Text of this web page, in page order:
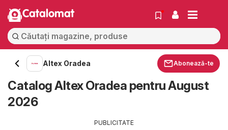
Catalomat
Altex Oradea Abonează-te
Catalog Altex Oradea pentru August
2026
PUBLICITATE